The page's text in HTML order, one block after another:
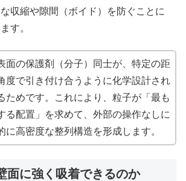
収縮や隙間（ボイド）を防ぐことに
す。
面の保護剤（分子）同士が、特定の距
度で引き付け合うように化学設計され
ためです。これにより、粒子が「最も
る配置」を求めて、外部の操作なしに
に高密度な整列構造を形成します。
面に強く吸着できるのか